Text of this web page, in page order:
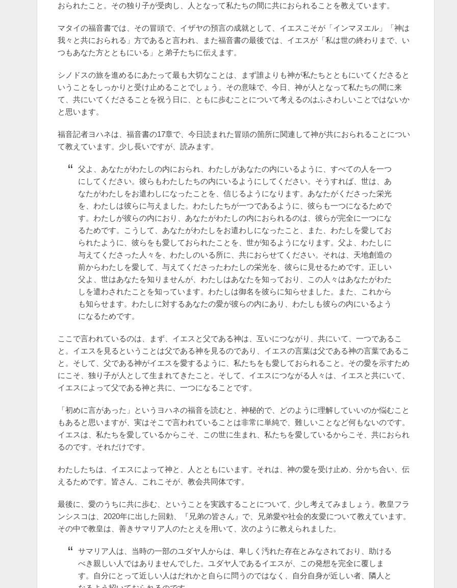
おられたこと。その独り子が受肉し、人となって私たちの間に共におられることを教えています。
マタイの福音書では、その冒頭で、イザヤの預言の成就として、イエスこそが「インマヌエル」「神は
我々と共におられる」方であると言われ、また福音書の最後では、イエスが「私は世の終わりまで、い
つもあなた方とともにいる」と弟子たちに伝えます。
シノドスの旅を進めるにあたって最も大切なことは、まず誰よりも神が私たちとともにいてくださると
いうことをしっかりと受け止めることでしょう。その意味で、今日、神が人となって私たちの間に来
て、共にいてくださることを祝う日に、ともに歩むことについて考えるのはふさわしいことではないか
と思います。
福音記者ヨハネは、福音書の17章で、今日読まれた冒頭の箇所に関連して神が共におられることについ
て教えています。少し長いですが、読みます。
父よ、あなたがわたしの内におられ、わたしがあなたの内にいるように、すべての人を一つ
にしてください。彼らもわたしたちの内にいるようにしてください。そうすれば、世は、あ
なたがわたしをお遣わしになったことを、信じるようになります。あなたがくださった栄光
を、わたしは彼らに与えました。わたしたちが一つであるように、彼らも一つになるためで
す。わたしが彼らの内におり、あなたがわたしの内におられるのは、彼らが完全に一つにな
るためです。こうして、あなたがわたしをお遣わしになったこと、また、わたしを愛してお
られたように、彼らをも愛しておられたことを、世が知るようになります。父よ、わたしに
与えてくださった人々を、わたしのいる所に、共におらせてください。それは、天地創造の
前からわたしを愛して、与えてくださったわたしの栄光を、彼らに見せるためです。正しい
父よ、世はあなたを知りませんが、わたしはあなたを知っており、この人々はあなたがわた
しを遣わされたことを知っています。わたしは御名を彼らに知らせました。また、これから
も知らせます。わたしに対するあなたの愛が彼らの内にあり、わたしも彼らの内にいるよう
になるためです。
ここで言われているのは、まず、イエスと父である神は、互いにつながり、共にいて、一つであるこ
と。イエスを見るということは父である神を見るのであり、イエスの言葉は父である神の言葉であるこ
と。そして、父である神がイエスを愛するように、私たちをも愛しておられること。その愛を示すため
にこそ、独り子が人として生まれてきたこと。そして、イエスにつながる人々は、イエスと共にいて、
イエスによって父である神と共に、一つになることです。
「初めに言があった」というヨハネの福音を読むと、神秘的で、どのように理解していいのか悩むこと
もあると思いますが、実はそこで言われていることは非常に単純で、難しいことなど何もないのです。
イエスは、私たちを愛しているからこそ、この世に生まれ、私たちを愛しているからこそ、共におられ
るのです。それだけです。
わたしたちは、イエスによって神と、人とともにいます。それは、神の愛を受け止め、分かち合い、伝
えるためです。皆さん、これこそが、教会共同体です。
最後に、愛のうちに共に歩む、ということを実践することについて、少し考えてみましょう。教皇フラ
ンシスコは、2020年に出した回勅、『兄弟の皆さん』で、兄弟愛や社会的友愛について教えています。
その中で教皇は、善きサマリア人のたとえを用いて、次のように教えられました。
サマリア人は、当時の一部のユダヤ人からは、卑しく汚れた存在とみなされており、助ける
べき親しい人ではありませんでした。ユダヤ人であるイエスが、この発想を完全に覆しま
す。自分にとって近しい人はだれかと自らに問うのではなく、自分自身が近しい者、隣人と